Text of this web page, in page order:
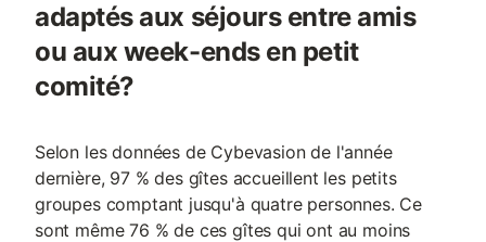
adaptés aux séjours entre amis
ou aux week-ends en petit
comité?
Selon les données de Cybevasion de l'année
dernière, 97 % des gîtes accueillent les petits
groupes comptant jusqu'à quatre personnes. Ce
sont même 76 % de ces gîtes qui ont au moins